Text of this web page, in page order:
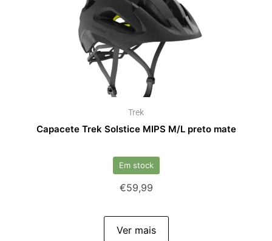
Trek
Capacete Trek Solstice MIPS M/L preto mate
Em stock
€59,99
Ver mais